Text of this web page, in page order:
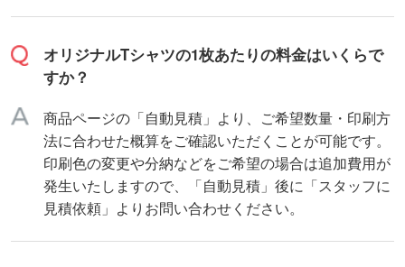
オリジナルTシャツの1枚あたりの料金はいくらで
すか？
商品ページの「自動見積」より、ご希望数量・印刷方
法に合わせた概算をご確認いただくことが可能です。
印刷色の変更や分納などをご希望の場合は追加費用が
発生いたしますので、「自動見積」後に「スタッフに
見積依頼」よりお問い合わせください。